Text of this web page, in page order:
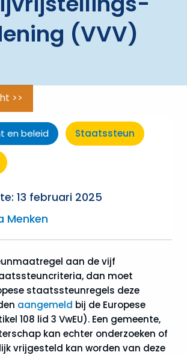
(VVV)
>>
en beleid Staatssteun
13 februari 2025
Menken
aan de vijf
dan moet
staatssteunregels deze
aangemeld bij de Europese
108 lid 3 VwEU). Een gemeente,
kan echter onderzoeken of
vrijgesteld kan worden van deze